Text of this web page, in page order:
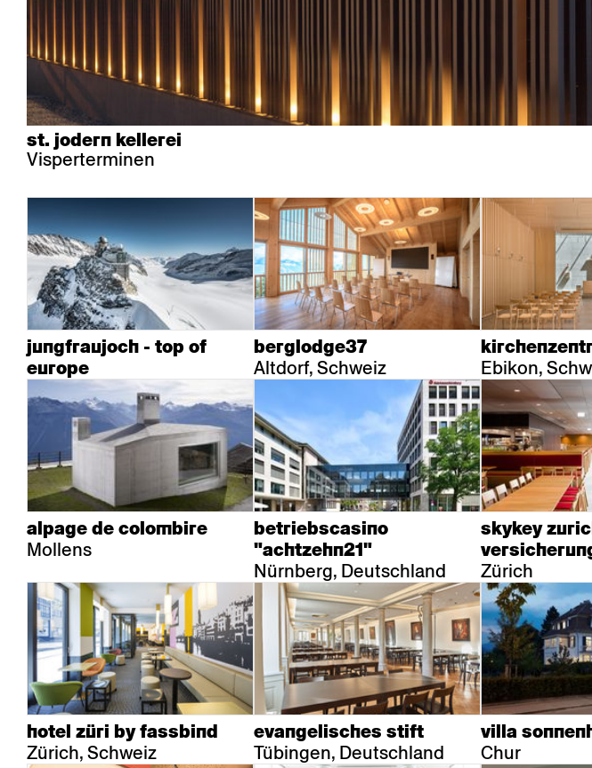
st. jodern kellerei
Visperterminen
jungfraujoch - top of
europe
berglodge37
Altdorf, Schweiz Ebikon,
alpage de colombire
Mollens
betriebscasino
"achtzehn21"
Nürnberg, Deutschland
skykey
Zürich
hotel züri by fassbind
Zürich, Schweiz
evangelisches stift
Tübingen, Deutschland
villa
Chur